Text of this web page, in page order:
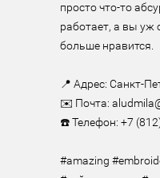
просто что-то
работает, а вы уж
больше нравится.
📍 Адрес: Санкт-
✉️ Почта:
☎️ Телефон: +7
#amazing